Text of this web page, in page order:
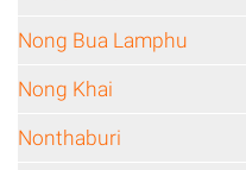
Nong Bua Lamphu
Nong Khai
Nonthaburi